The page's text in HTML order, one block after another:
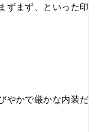
ずまず、といった印
やかで厳かな内装だ